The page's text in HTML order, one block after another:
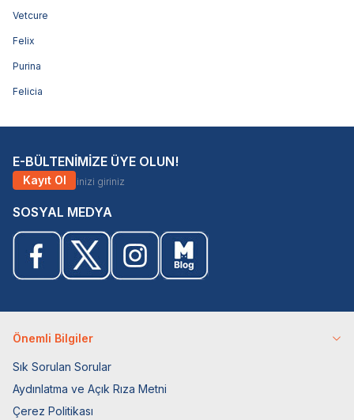
Vetcure
Felix
Purina
Felicia
E-BÜLTENİMİZE ÜYE OLUN!
Kayıt Ol
SOSYAL MEDYA
Önemli Bilgiler
Sık Sorulan Sorular
Aydınlatma ve Açık Rıza Metni
Çerez Politikası